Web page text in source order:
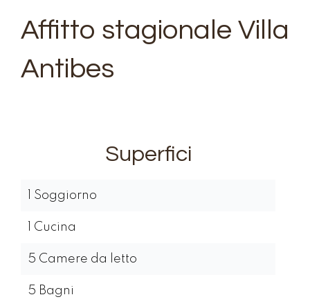
Affitto stagionale Villa
Antibes
Superfici
1 Soggiorno
1 Cucina
5 Camere da letto
5 Bagni